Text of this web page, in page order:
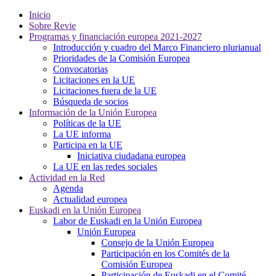
Inicio
Sobre Revie
Programas y financiación europea 2021-2027
Introducción y cuadro del Marco Financiero plurianual
Prioridades de la Comisión Europea
Convocatorias
Licitaciones en la UE
Licitaciones fuera de la UE
Búsqueda de socios
Información de la Unión Europea
Políticas de la UE
La UE informa
Participa en la UE
Iniciativa ciudadana europea
La UE en las redes sociales
Actividad en la Red
Agenda
Actualidad europea
Euskadi en la Unión Europea
Labor de Euskadi en la Unión Europea
Unión Europea
Consejo de la Unión Europea
Participación en los Comités de la
Comisión Europea